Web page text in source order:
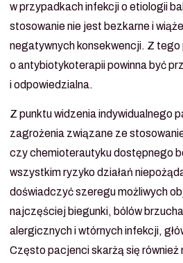
w przypadkach infekcji o etiologii
stosowanie nie jest bezkarne i
negatywnych konsekwencji. Z
o antybiotykoterapii powinna być
i odpowiedzialna.
Z punktu widzenia indywidualnego
zagrożenia związane ze
czy chemioterautyku dostępnego
wszystkim ryzyko działań
doświadczyć szeregu możliwych
najczęściej biegunki, bólów
alergicznych i wtórnych infekcji,
Często pacjenci skarżą się